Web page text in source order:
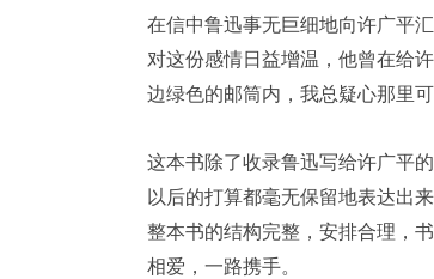
在信中鲁迅事无巨细地向许广平
对这份感情日益增温，他曾在给
边绿色的邮筒内，我总疑心那里
这本书除了收录鲁迅写给许广平
以后的打算都毫无保留地表达出
整本书的结构完整，安排合理，
相爱，一路携手。